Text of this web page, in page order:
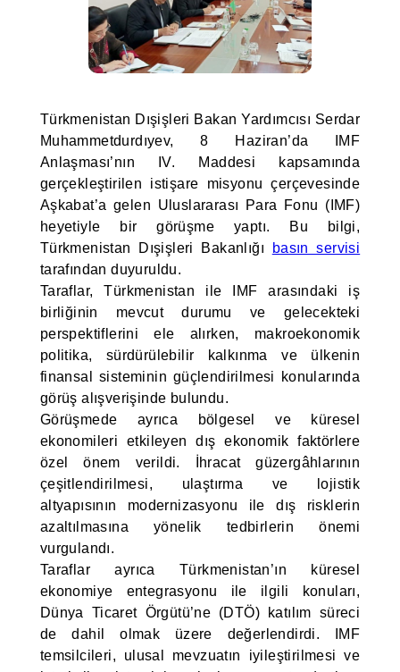
Türkmenistan Dışişleri Bakan Yardımcısı Serdar
Muhammetdurdıyev, 8 Haziran’da IMF
Anlaşması’nın IV. Maddesi kapsamında
gerçekleştirilen istişare misyonu çerçevesinde
Aşkabat’a gelen Uluslararası Para Fonu (IMF)
heyetiyle bir görüşme yaptı. Bu bilgi,
Türkmenistan Dışişleri Bakanlığı
basın servisi
tarafından duyuruldu.
Taraflar, Türkmenistan ile IMF arasındaki iş
birliğinin mevcut durumu ve gelecekteki
perspektiflerini ele alırken, makroekonomik
politika, sürdürülebilir kalkınma ve ülkenin
finansal sisteminin güçlendirilmesi konularında
görüş alışverişinde bulundu.
Görüşmede ayrıca bölgesel ve küresel
ekonomileri etkileyen dış ekonomik faktörlere
özel önem verildi. İhracat güzergâhlarının
çeşitlendirilmesi, ulaştırma ve lojistik
altyapısının modernizasyonu ile dış risklerin
azaltılmasına yönelik tedbirlerin önemi
vurgulandı.
Taraflar ayrıca Türkmenistan’ın küresel
ekonomiye entegrasyonu ile ilgili konuları,
Dünya Ticaret Örgütü’ne (DTÖ) katılım süreci
de dahil olmak üzere değerlendirdi. IMF
temsilcileri, ulusal mevzuatın iyileştirilmesi ve